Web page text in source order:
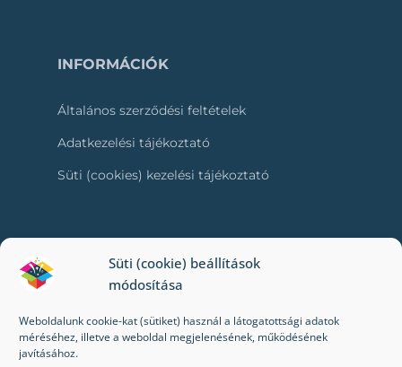
Süti (cookie) beállítások
módosítása
Weboldalunk cookie-kat (sütiket) használ a látogatottsági adatok
méréséhez, illetve a weboldal megjelenésének, működésének
javításához.
INFORMÁCIÓK
Általános szerződési feltételek
Adatkezelési tájékoztató
Süti (cookies) kezelési tájékoztató
RÓLUNK
Kik vagyunk mi?